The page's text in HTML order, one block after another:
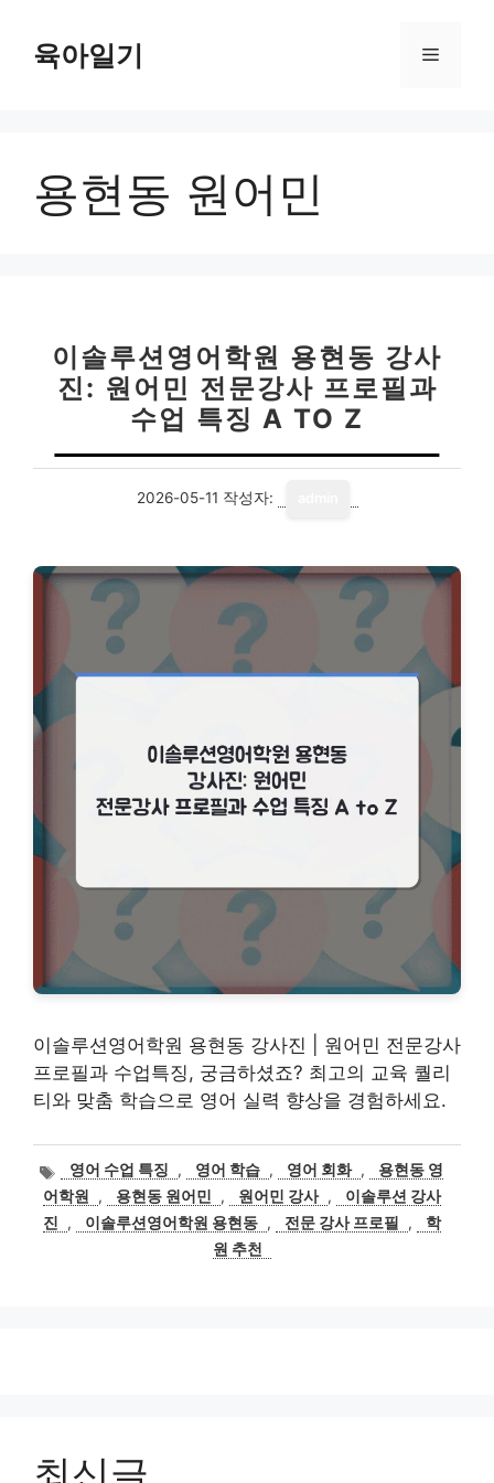
육아일기 메
용현동 원어민
이솔루션영어학원 용현동 강사
진: 원어민 전문강사 프로필과
수업 특징 A TO Z
2026-05-11 작성자:
이솔루션영어학원 용현동 강사진 | 원어민 전문강사
프로필과 수업특징, 궁금하셨죠? 최고의 교육 퀄리
티와 맞춤 학습으로 영어 실력 향상을 경험하세요.
태
그
영어 수업 특징 , 영어 학습 , 영어 회화 ,
용현동 영
어학원
, 용현동 원어민 , 원어민 강사 ,
이솔루션 강사
진
, 이솔루션영어학원 용현동 , 전문 강사 프로필 ,
학
원 추천
최신글